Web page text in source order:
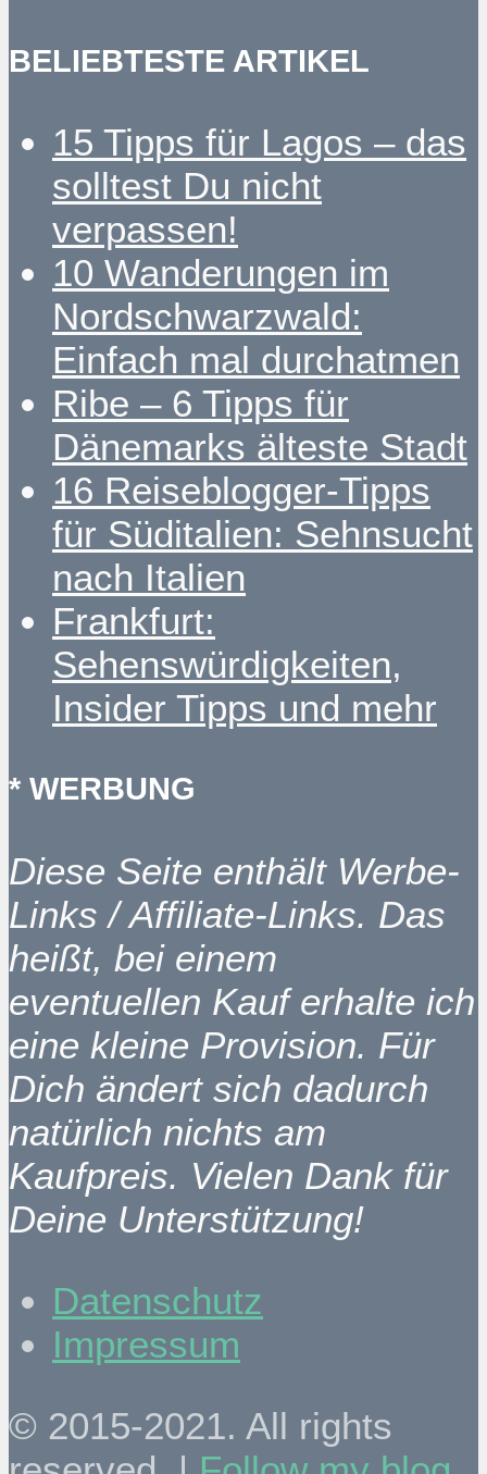
BELIEBTESTE ARTIKEL
15 Tipps für Lagos – das
solltest Du nicht
verpassen!
10 Wanderungen im
Nordschwarzwald:
Einfach mal durchatmen
Ribe – 6 Tipps für
Dänemarks älteste Stadt
16 Reiseblogger-Tipps
für Süditalien: Sehnsucht
nach Italien
Frankfurt:
Sehenswürdigkeiten,
Insider Tipps und mehr
* WERBUNG
Diese Seite enthält Werbe-
Links / Affiliate-Links. Das
heißt, bei einem
eventuellen Kauf erhalte ich
eine kleine Provision. Für
Dich ändert sich dadurch
natürlich nichts am
Kaufpreis. Vielen Dank für
Deine Unterstützung!
Datenschutz
Impressum
© 2015-2021. All rights